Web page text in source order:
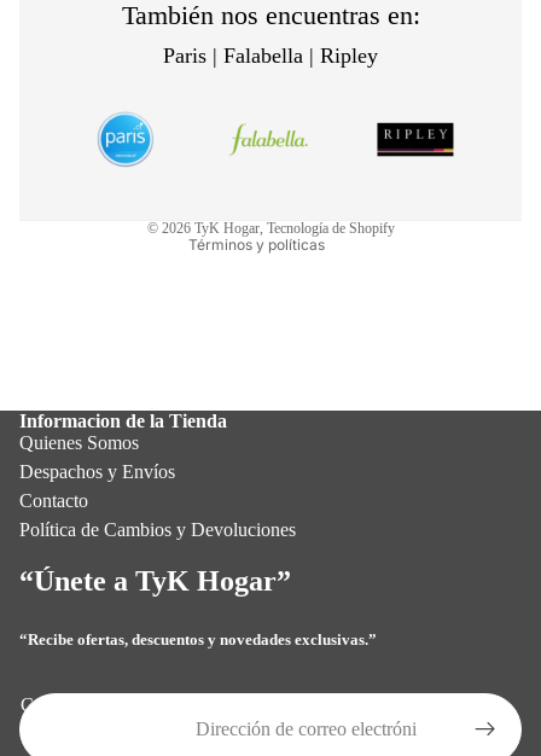
También nos encuentras en:
Paris | Falabella | Ripley
© 2026 TyK Hogar, Tecnología de Shopify
Términos y políticas
Política de reembolso
Términos del servicio
Informacion de la Tienda
Quienes Somos
Despachos y Envíos
Contacto
Política de Cambios y Devoluciones
“Únete a TyK Hogar”
“Recibe ofertas, descuentos y novedades exclusivas.”
Correo electrónico
Política de privacidad